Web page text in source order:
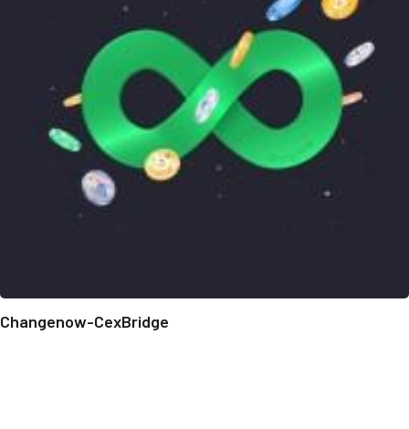
Changenow-CexBridge